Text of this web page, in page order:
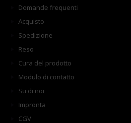
Domande frequenti
Acquisto
Spedizione
Reso
Cura del prodotto
Modulo di contatto
Su di noi
Impronta
CGV